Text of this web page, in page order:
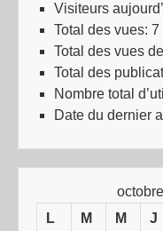
Visiteurs
Total des vues: 7
Total des vues
Total des
Nombre total
Date du dernier
L
M M J